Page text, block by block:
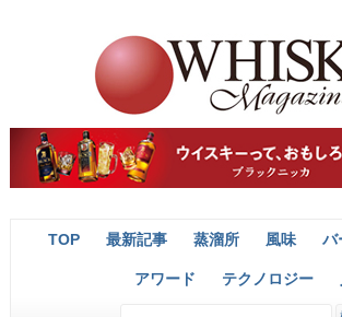
TOP 最新記事 蒸溜所 風味 バ
アワード テクノロジー